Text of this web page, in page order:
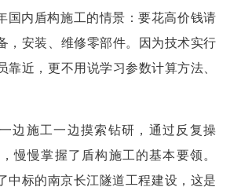
国内盾构施工的情景：要花高价钱请
，安装、维修零部件。因为技术实行
靠近，更不用说学习参数计算方法、
边施工一边摸索钻研，通过反复操
慢慢掌握了盾构施工的基本要领。
中标的南京长江隧道工程建设，这是